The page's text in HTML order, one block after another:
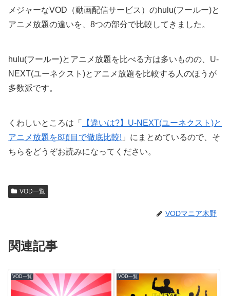
メジャーなVOD（動画配信サービス）のhulu(フールー)と
アニメ放題の違いを、8つの部分で比較してきました。
hulu(フールー)とアニメ放題を比べる方は多いものの、U-
NEXT(ユーネクスト)とアニメ放題を比較する人のほうが
多数派です。
くわしいところは「
【違いは?】U-NEXT(ユーネクスト)と
アニメ放題を8項目で徹底比較! 」にまとめているので、そ
ちらをどうぞお読みになってください。
VOD一覧
VODマニア木野
関連記事
VOD一覧 VOD一覧